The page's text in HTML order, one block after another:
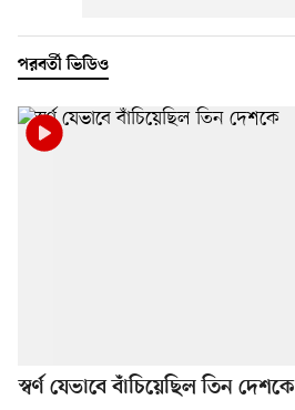
পরবর্তী ভিডিও
স্বর্ণ যেভাবে বাঁচিয়েছিল তিন দেশকে